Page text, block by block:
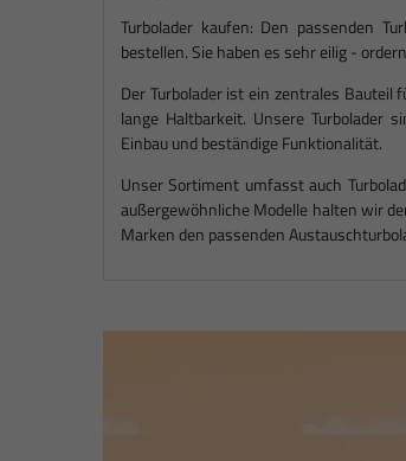
Turbolader kaufen: Den passenden
bestellen. Sie haben es sehr eilig -
Der Turbolader ist ein zentrales Bauteil
lange Haltbarkeit. Unsere Turbolader
Einbau und beständige Funktionalität.
Unser Sortiment umfasst auch
außergewöhnliche Modelle halten wir
Marken den passenden